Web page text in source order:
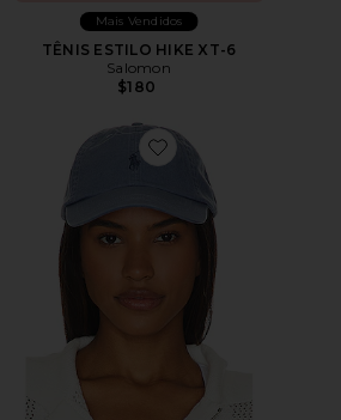
Mais Vendidos
TÊNIS ESTILO HIKE XT-6
Salomon
$180
Favorite Chino Cap